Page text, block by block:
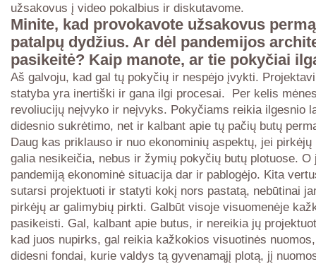
užsakovus į video pokalbius ir diskutavome.
Minite, kad provokavote užsakovus
patalpų dydžius. Ar dėl pandemijos
pasikeitė? Kaip manote, ar tie pokyčiai
Aš galvoju, kad gal tų pokyčių ir nespėjo įvykti.
statyba yra inertiški ir gana ilgi procesai. Per kelis
revoliucijų neįvyko ir neįvyks. Pokyčiams reikia ilgesnio
didesnio sukrėtimo, net ir kalbant apie tų pačių butų
Daug kas priklauso ir nuo ekonominių aspektų, jei pirkėjų
galia nesikeičia, nebus ir žymių pokyčių butų plotuose. O
pandemiją ekonominė situacija dar ir pablogėjo. Kita
sutarsi projektuoti ir statyti kokį nors pastatą, nebūtinai
pirkėjų ar galimybių pirkti. Galbūt visoje visuomenėje
pasikeisti. Gal, kalbant apie butus, ir nereikia jų
kad juos nupirks, gal reikia kažkokios visuotinės
didesni fondai, kurie valdys tą gyvenamąjį plotą, jį